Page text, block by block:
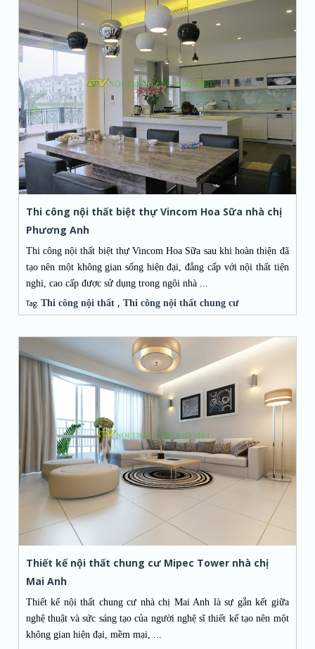
Thi công nội thất biệt thự Vincom Hoa Sữa nhà chị
Phương Anh
Thi công nội thất biệt thự Vincom Hoa Sữa sau khi hoàn thiện đã
tạo nên một không gian sống hiện đại, đẳng cấp với nội thất tiện
nghi, cao cấp được sử dụng trong ngôi nhà ...
Tag: Thi công nội thất, Thi công nội thất chung cư
Thiết kế nội thất chung cư Mipec Tower nhà chị
Mai Anh
Thiết kế nội thất chung cư nhà chị Mai Anh là sự gắn kết giữa
nghệ thuật và sức sáng tạo của người nghệ sĩ thiết kế tạo nên một
không gian hiện đại, mềm mại, ...